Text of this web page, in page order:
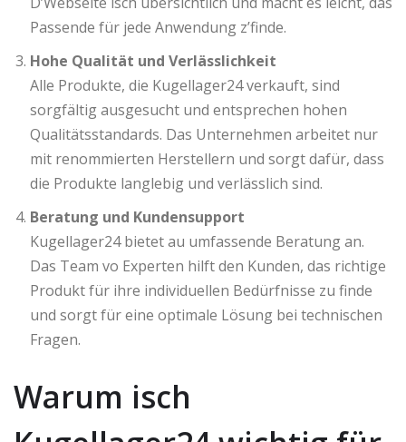
Passende für jede Anwendung z’finde.
Hohe Qualität und Verlässlichkeit
Alle Produkte, die Kugellager24 verkauft, sind
sorgfältig ausgesucht und entsprechen hohen
Qualitätsstandards. Das Unternehmen arbeitet nur
mit renommierten Herstellern und sorgt dafür, dass
die Produkte langlebig und verlässlich sind.
Beratung und Kundensupport
Kugellager24 bietet au umfassende Beratung an.
Das Team vo Experten hilft den Kunden, das richtige
Produkt für ihre individuellen Bedürfnisse zu finde
und sorgt für eine optimale Lösung bei technischen
Fragen.
Warum isch